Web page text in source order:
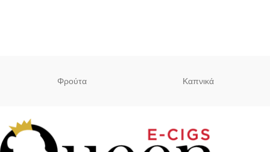
Φρούτα Καπνικά